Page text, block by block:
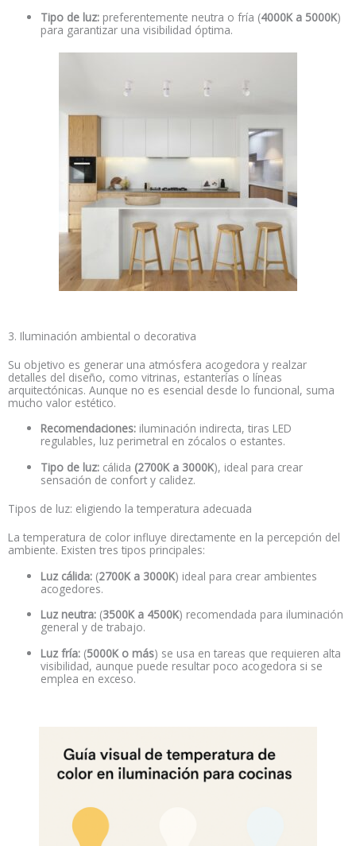
Tipo de luz: preferentemente neutra o fría (4000K a 5000K)
para garantizar una visibilidad óptima.
3. Iluminación ambiental o decorativa
Su objetivo es generar una atmósfera acogedora y realzar
detalles del diseño, como vitrinas, estanterías o líneas
arquitectónicas. Aunque no es esencial desde lo funcional, suma
mucho valor estético.
Recomendaciones: iluminación indirecta, tiras LED
regulables, luz perimetral en zócalos o estantes.
Tipo de luz: cálida (2700K a 3000K), ideal para crear
sensación de confort y calidez.
Tipos de luz: eligiendo la temperatura adecuada
La temperatura de color influye directamente en la percepción del
ambiente. Existen tres tipos principales:
Luz cálida: (2700K a 3000K) ideal para crear ambientes
acogedores.
Luz neutra: (3500K a 4500K) recomendada para iluminación
general y de trabajo.
Luz fría: (5000K o más) se usa en tareas que requieren alta
visibilidad, aunque puede resultar poco acogedora si se
emplea en exceso.